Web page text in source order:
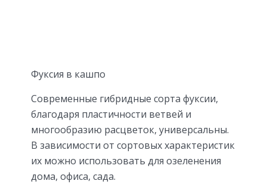
Фуксия в кашпо
Современные гибридные сорта фуксии,
благодаря пластичности ветвей и
многообразию расцветок, универсальны.
В зависимости от сортовых характеристик
их можно использовать для озеленения
дома, офиса, сада.